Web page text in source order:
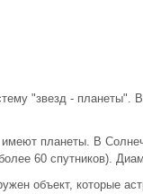
"звезд - планеты".
планеты. В
60 спутников).
объект, которые